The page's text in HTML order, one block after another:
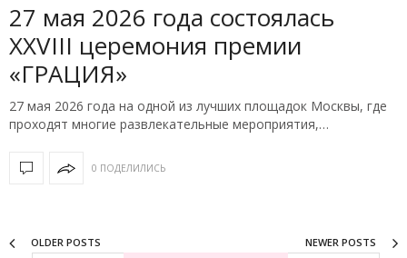
27 мая 2026 года состоялась
ХXVIII церемония премии
«ГРАЦИЯ»
27 мая 2026 года на одной из лучших площадок Москвы, где
проходят многие развлекательные мероприятия,…
0 ПОДЕЛИЛИСЬ
OLDER POSTS NEWER POSTS